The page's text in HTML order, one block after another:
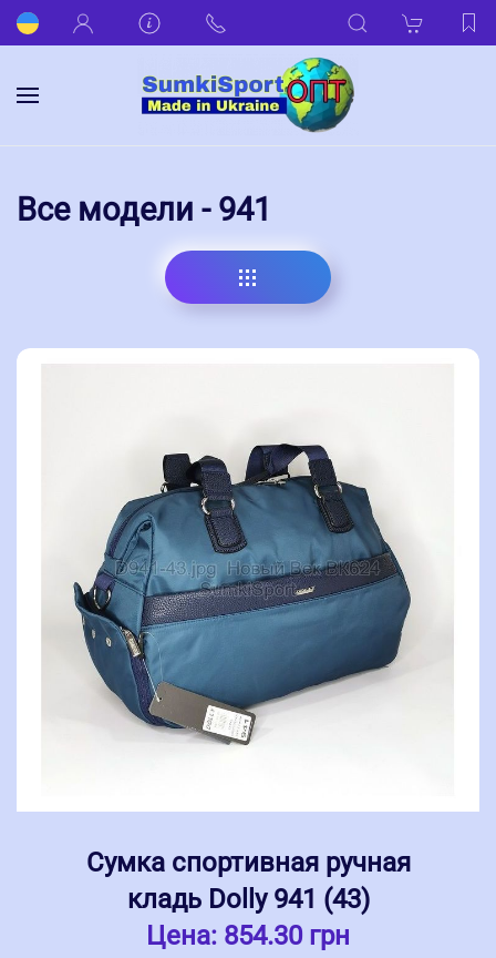
Все модели - 941
Сумка спортивная ручная
кладь Dolly 941 (43)
Цена: 854.30 грн